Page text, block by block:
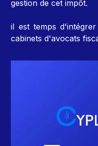
gestion de cet impôt.
il est temps
cabinets d'avocats